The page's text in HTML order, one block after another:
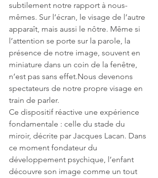
subtilement notre rapport à nous-
mêmes. Sur l’écran, le visage de l’autre
apparaît, mais aussi le nôtre. Même si
l’attention se porte sur la parole, la
présence de notre image, souvent en
miniature dans un coin de la fenêtre,
n’est pas sans effet.Nous devenons
spectateurs de notre propre visage en
train de parler.
Ce dispositif réactive une expérience
fondamentale : celle du stade du
miroir, décrite par Jacques Lacan. Dans
ce moment fondateur du
développement psychique, l’enfant
découvre son image comme un tout